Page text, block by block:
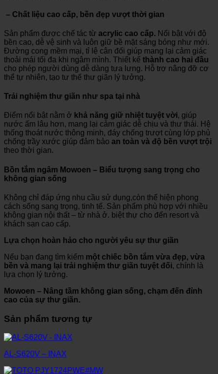
– Chất liệu cao cấp, bền đẹp vượt thời gian
Sản phẩm được chế tác từ acrylic cao cấp. Nổi bật với độ
bền cao, dễ vệ sinh và luôn giữ bề mặt sáng bóng như mới.
Đường cong mềm mại, tỉ lệ cân đối giúp mang lại cảm giác
thoải mái tối đa khi ngâm mình. Thiết kế thành cao hai đầu
cho phép người dùng dễ dàng tựa lưng. Hỗ trợ nâng đỡ cơ
thể tự nhiên, tạo tư thế thư giãn lý tưởng.
Trải nghiệm thư giãn như spa tại nhà
Điểm nổi bật nằm ở khả năng giữ nhiệt tuyệt vời, giúp
nước ấm lâu hơn, mang lại cảm giác dễ chịu và thư thái. Hệ
thống thoát nước thông minh, đáy chống trượt cùng lớp phủ
chống trầy xước giúp đảm bảo an toàn và độ bền vượt trội
theo thời gian.
Bồn tắm ngâm Mowoen – Biểu tượng sang trọng cho
không gian sống
Không chỉ đáp ứng nhu cầu sử dụng,còn thể hiện phong
cách sống sang trọng, tinh tế. Sản phẩm phù hợp với nhiều
không gian nội thất – từ nhà ở. biệt thự cho đến resort và
khách sạn cao cấp.
Lựa chọn hoàn hảo cho người yêu sự thư giãn
Nếu bạn đang tìm kiếm một chiếc bồn tắm vừa đẹp, vừa
bền và mang lại trải nghiệm thư giãn tuyệt đối, chính là
lựa chọn lý tưởng.
Mowoen – Nâng tầm không gian sống, chạm đến đỉnh
cao của sự thư giãn.
Sản phẩm tương tự
AL-S620V – INAX